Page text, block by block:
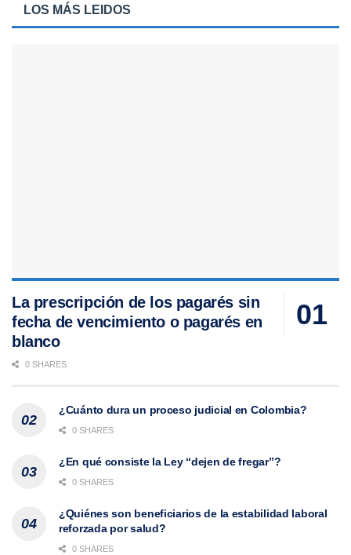
LOS MÁS LEIDOS
La prescripción de los pagarés sin
fecha de vencimiento o pagarés en
blanco
0 SHARES
¿Cuánto dura un proceso judicial en Colombia?
0 SHARES
¿En qué consiste la Ley “dejen de fregar”?
0 SHARES
¿Quiénes son beneficiarios de la estabilidad laboral
reforzada por salud?
0 SHARES